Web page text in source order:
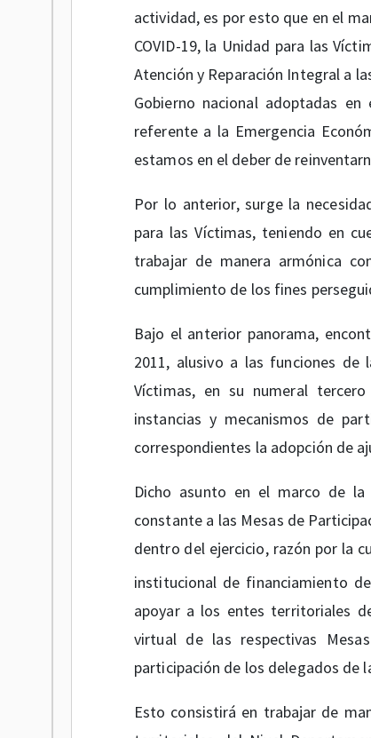
actividad, es por esto que en el
COVID-19, la Unidad para las
Atención y Reparación Integral a
Gobierno nacional adoptadas
referente a la Emergencia
estamos en el deber de
Por lo anterior, surge la
para las Víctimas, teniendo en
trabajar de manera armónica
cumplimiento de los fines
Bajo el anterior panorama,
2011, alusivo a las funciones de
Víctimas, en su numeral
instancias y mecanismos de
correspondientes la adopción de
Dicho asunto en el marco de
constante a las Mesas de
dentro del ejercicio, razón por la
institucional de financiamiento
apoyar a los entes territoriales
virtual de las respectivas
participación de los delegados
Esto consistirá en trabajar de